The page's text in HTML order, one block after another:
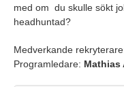
med om du skulle sökt
headhuntad?
Medverkande
Programledare: Mathias